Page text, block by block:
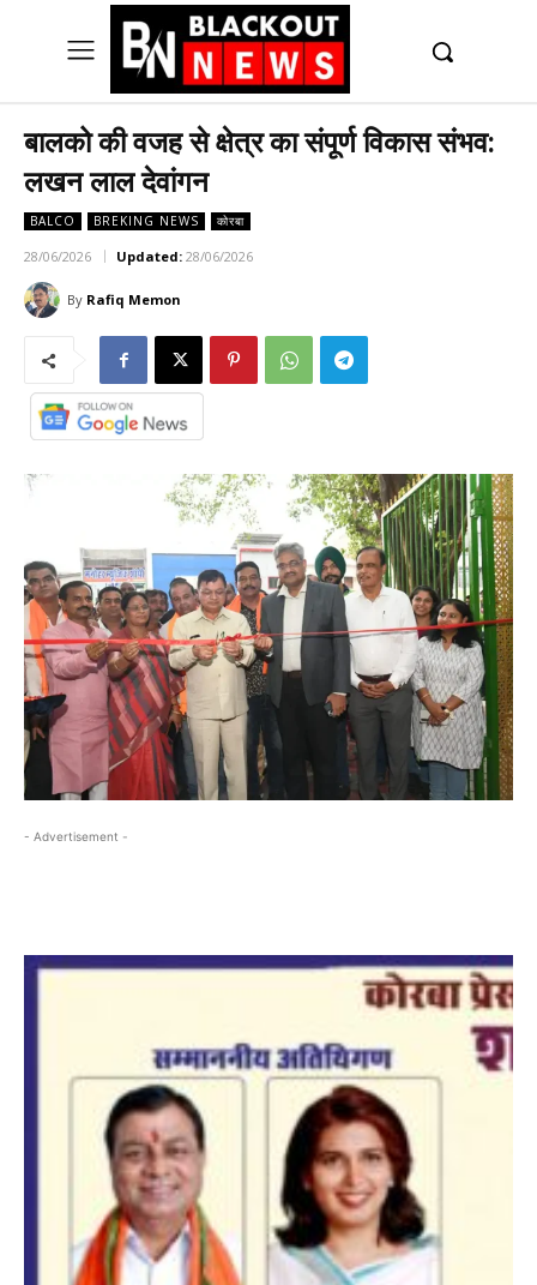
बालको की वजह से क्षेत्र का संपूर्ण विकास संभव:
लखन लाल देवांगन
BALCO BREKING NEWS कोरबा
28/06/2026 Updated: 28/06/2026
By Rafiq Memon
- Advertisement -